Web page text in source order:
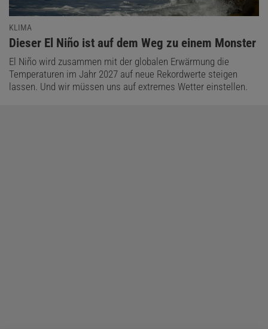
KLIMA
:
Dieser El Niño ist auf dem Weg zu einem Monster
El Niño wird zusammen mit der globalen Erwärmung die
Temperaturen im Jahr 2027 auf neue Rekordwerte steigen
lassen. Und wir müssen uns auf extremes Wetter einstellen.